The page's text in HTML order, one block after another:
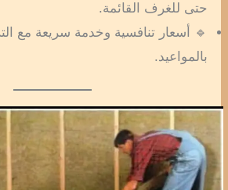
حتى للغرف القائمة.
🔹 أسعار تنافسية وخدمة سريعة مع
بالمواعيد.